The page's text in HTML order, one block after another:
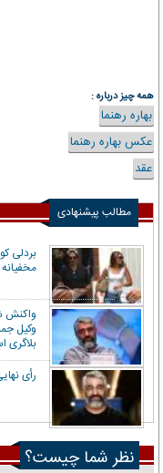
همه چیز درباره :
بهاره رهنما
عکس بهاره رهنما
عقد
مطالب پیشنهادی
بردلی
مخفیانه بعد از
واکنش
وکیل
بلاگری
رأی
نظر شما چیست؟